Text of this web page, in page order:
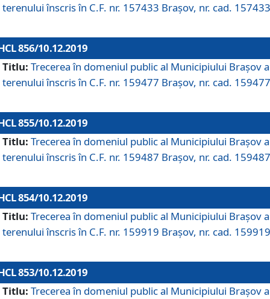
terenului înscris în C.F. nr. 157433 Brașov, nr. cad.
856/10.12.2019
Titlu: Trecerea în domeniul public al Municipiului Braşov a
terenului înscris în C.F. nr. 159477 Brașov, nr. cad.
855/10.12.2019
Titlu: Trecerea în domeniul public al Municipiului Braşov a
terenului înscris în C.F. nr. 159487 Brașov, nr. cad.
854/10.12.2019
Titlu: Trecerea în domeniul public al Municipiului Braşov a
terenului înscris în C.F. nr. 159919 Brașov, nr. cad.
853/10.12.2019
Titlu: Trecerea în domeniul public al Municipiului Braşov a